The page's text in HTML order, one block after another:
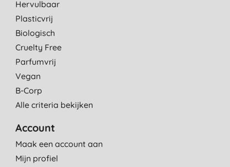
Hervulbaar
Plasticvrij
Biologisch
Cruelty Free
Parfumvrij
Vegan
B-Corp
Alle criteria bekijken
Account
Maak een account aan
Mijn profiel